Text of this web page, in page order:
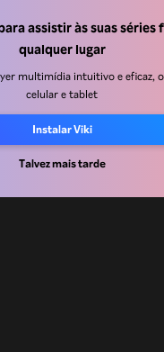
assistir às suas séries
qualquer lugar
multimídia intuitivo e eficaz,
celular e tablet
Instalar Viki
Talvez mais tarde